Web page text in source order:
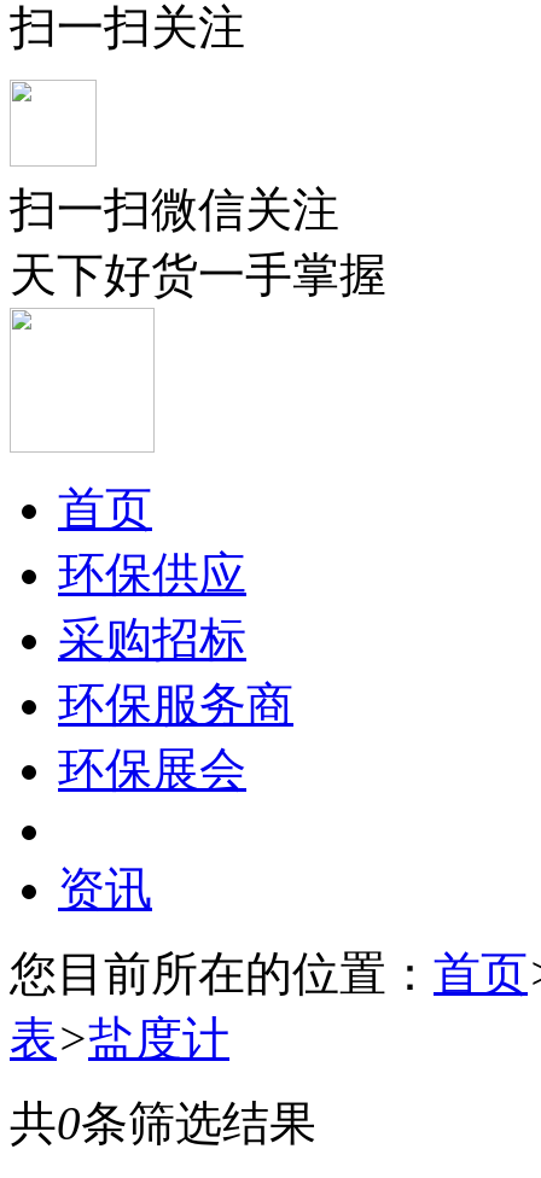
扫一扫关注
扫一扫微信关注
天下好货一手掌握
首页
环保供应
采购招标
环保服务商
环保展会
资讯
您目前所在的位置： 首页
表>盐度计
共0条筛选结果